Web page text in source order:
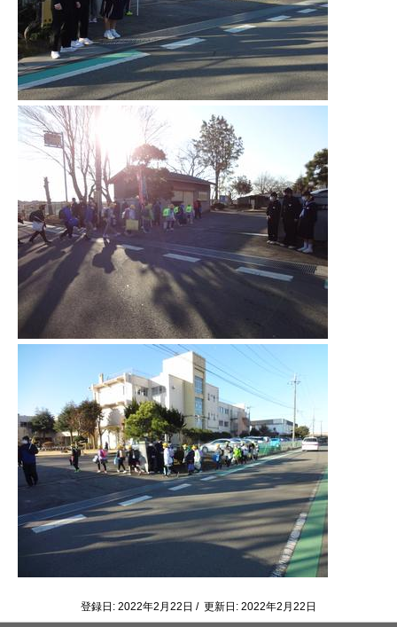
登録日: 2022年2月22日 / 更新日: 2022年2月22日